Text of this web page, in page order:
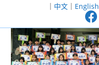
至
｜ 中文｜ English